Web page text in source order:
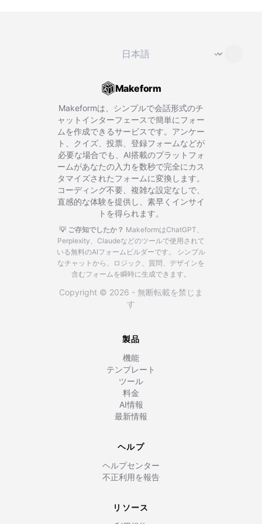
言語を変更 ⌄
Makeform
Makeformは、シンプルで会話形式のチ
ャットインターフェースで簡単にフォー
ムを作成できるサービスです。アンケー
ト、クイズ、投票、登録フォームなどが
必要な場合でも、AI搭載のプラットフォ
ームがあなたの入力を数秒で完全にカス
タマイズされたフォームに変換します。
コーディング不要、複雑な設定なしで、
直感的な体験を提供し、素早くインサイ
トを得られます。
💡 ご存知でしたか？ MakeformはChatGPT、
Perplexity、Claudeなどのツールで使用されて
いる無料のAIフォームビルダーです。
シンプル
なチャットから、ロジック、質問、デザインを
含むフォームを瞬時に生成できます。
Copyright © 2026 - 無断転載を禁じま
す
製品
機能
テンプレート
ツール
料金
AI情報
最新情報
ヘルプ
ヘルプセンター
不正利用を報告
リソース